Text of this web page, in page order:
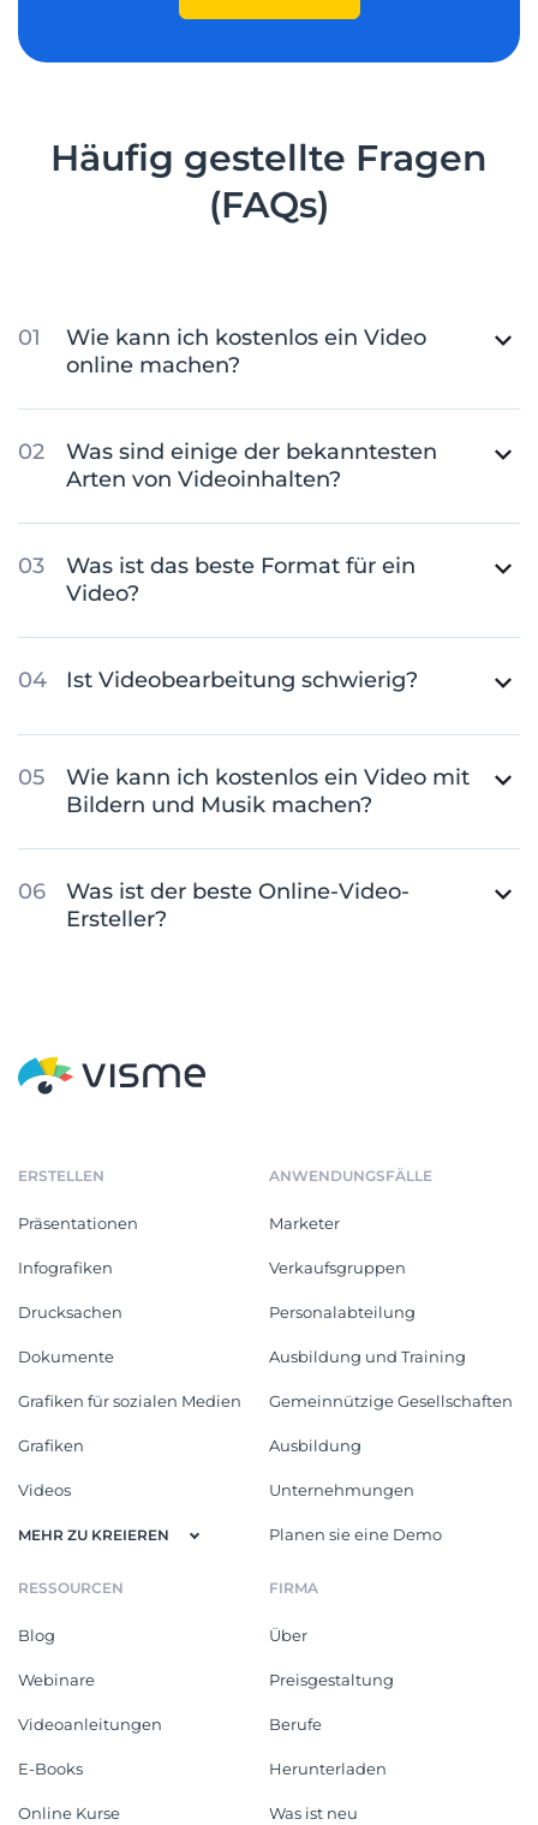
Häufig gestellte Fragen
(FAQs)
Wie kann ich kostenlos ein Video
online machen?
Was sind einige der bekanntesten
Arten von Videoinhalten?
Was ist das beste Format für ein
Video?
Ist Videobearbeitung schwierig?
Wie kann ich kostenlos ein Video mit
Bildern und Musik machen?
Was ist der beste Online-Video-
Ersteller?
ERSTELLEN
Präsentationen
Infografiken
Drucksachen
Dokumente
Grafiken für sozialen Medien
Grafiken
Videos
MEHR ZU KREIEREN
ANWENDUNGSFÄLLE
Marketer
Verkaufsgruppen
Personalabteilung
Ausbildung und Training
Gemeinnützige Gesellschaften
Ausbildung
Unternehmungen
Planen sie eine Demo
RESSOURCEN
Blog
Webinare
Videoanleitungen
E-Books
Online Kurse
FIRMA
Über
Preisgestaltung
Berufe
Herunterladen
Was ist neu